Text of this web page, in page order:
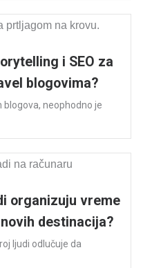
i SEO za
blogovima?
neophodno je
organizuju vreme
destinacija?
ljudi odlučuje da